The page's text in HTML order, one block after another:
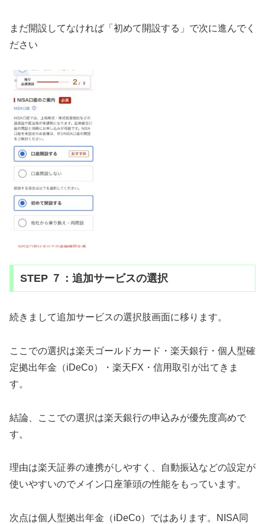
まだ開設してなければ「初めて開設する」で次に進んでく
ださい
STEP ７：追加サービスの選択
続きまして追加サービスの選択肢画面に移ります。
ここでの選択は楽天ゴールドカード・楽天銀行・個人型確
定拠出年金（iDeCo）・楽天FX・信用取引が出てきま
す。
結論、ここでの選択は楽天銀行の申込みが優先度高めで
す。
理由は楽天証券の連携がしやすく、自動振込などの設定が
使いやすいのでメイン口座筆頭の性能をもっています。
次点は個人型拠出年金（iDeCo）ではあります。NISA同